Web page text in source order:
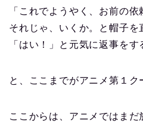
「これでようやく、お前の依
それじゃ、いくか。と帽子を
「はい！」と元気に返事をす
と、ここまでがアニメ第１ク
ここからは、アニメではまだ